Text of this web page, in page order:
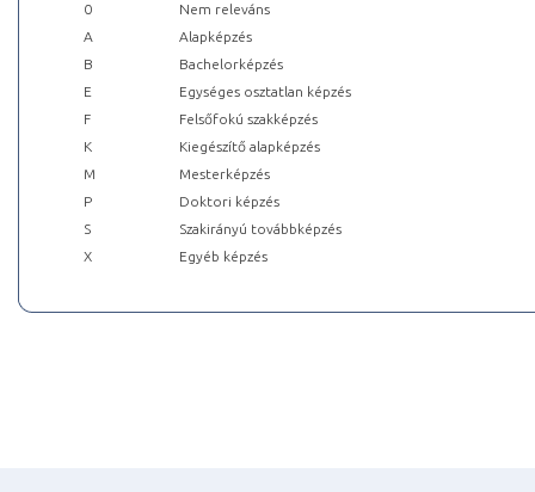
0
Nem releváns
A
Alapképzés
B
Bachelorképzés
E
Egységes osztatlan képzés
F
Felsőfokú szakképzés
K
Kiegészítő alapképzés
M
Mesterképzés
P
Doktori képzés
S
Szakirányú továbbképzés
X
Egyéb képzés